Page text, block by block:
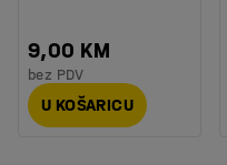
9,00 KM
bez PDV
U KOŠARICU